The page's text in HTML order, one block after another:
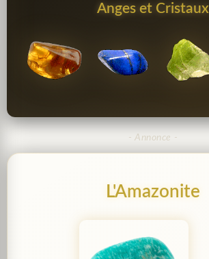
Anges et Cristaux
L'Amazonite